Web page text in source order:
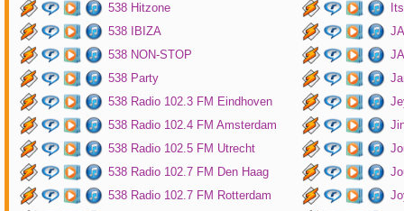
538 Hitzone
538 IBIZA
538 NON-STOP
538 Party
538 Radio 102.3 FM Eindhoven
538 Radio 102.4 FM Amsterdam
538 Radio 102.5 FM Utrecht
538 Radio 102.7 FM Den Haag
538 Radio 102.7 FM Rotterdam